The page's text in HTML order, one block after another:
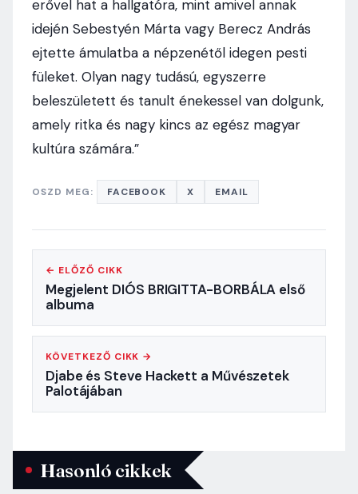
erővel hat a hallgatóra, mint amivel annak
idején Sebestyén Márta vagy Berecz András
ejtette ámulatba a népzenétől idegen pesti
füleket. Olyan nagy tudású, egyszerre
beleszületett és tanult énekessel van dolgunk,
amely ritka és nagy kincs az egész magyar
kultúra számára.”
OSZD MEG: FACEBOOK X EMAIL
← ELŐZŐ CIKK
Megjelent DIÓS BRIGITTA-BORBÁLA első
albuma
KÖVETKEZŐ CIKK →
Djabe és Steve Hackett a Művészetek
Palotájában
Hasonló cikkek